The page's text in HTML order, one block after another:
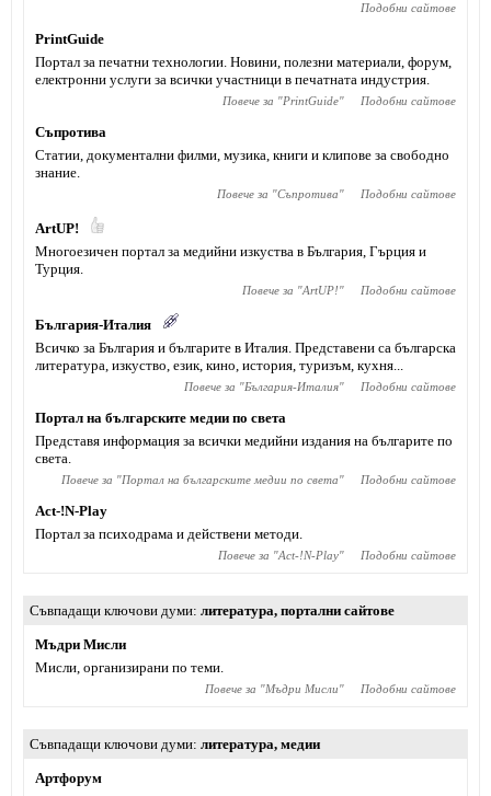
Подобни сайтове
PrintGuide
Портал за печатни технологии. Новини, полезни материали, форум,
електронни услуги за всички участници в печатната индустрия.
Повече за "PrintGuide" Подобни сайтове
Съпротива
Статии, документални филми, музика, книги и клипове за свободно
знание.
Повече за "Съпротива" Подобни сайтове
ArtUP!
Многоезичен портал за медийни изкуства в България, Гърция и
Турция.
Повече за "ArtUP!" Подобни сайтове
България-Италия
Всичко за България и българите в Италия. Представени са българска
литература, изкуство, език, кино, история, туризъм, кухня...
Повече за "България-Италия" Подобни сайтове
Портал на българските медии по света
Представя информация за всички медийни издания на българите по
света.
Повече за "Портал на българските медии по света" Подобни сайтове
Act-!N-Play
Портал за психодрама и действени методи.
Повече за "Act-!N-Play" Подобни сайтове
Съвпадащи ключови думи литература, портални сайтове
Мъдри Мисли
Мисли, организирани по теми.
Повече за "Мъдри Мисли" Подобни сайтове
Съвпадащи ключови думи литература, медии
Артфорум